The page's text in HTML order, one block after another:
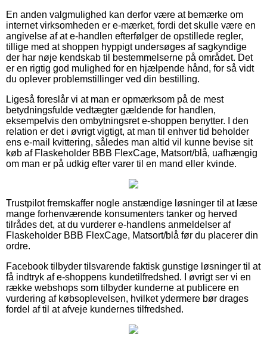
En anden valgmulighed kan derfor være at bemærke om
internet virksomheden er e-mærket, fordi det skulle være en
angivelse af at e-handlen efterfølger de opstillede regler,
tillige med at shoppen hyppigt undersøges af sagkyndige
der har nøje kendskab til bestemmelserne på området. Det
er en rigtig god mulighed for en hjælpende hånd, for så vidt
du oplever problemstillinger ved din bestilling.
Ligeså foreslår vi at man er opmærksom på de mest
betydningsfulde vedtægter gældende for handlen,
eksempelvis den ombytningsret e-shoppen benytter. I den
relation er det i øvrigt vigtigt, at man til enhver tid beholder
ens e-mail kvittering, således man altid vil kunne bevise sit
køb af Flaskeholder BBB FlexCage, Matsort/blå, uafhængig
om man er på udkig efter varer til en mand eller kvinde.
Trustpilot fremskaffer nogle anstændige løsninger til at læse
mange forhenværende konsumenters tanker og herved
tilrådes det, at du vurderer e-handlens anmeldelser af
Flaskeholder BBB FlexCage, Matsort/blå før du placerer din
ordre.
Facebook tilbyder tilsvarende faktisk gunstige løsninger til at
få indtryk af e-shoppens kundetilfredshed. I øvrigt ser vi en
række webshops som tilbyder kunderne at publicere en
vurdering af købsoplevelsen, hvilket ydermere bør drages
fordel af til at afveje kundernes tilfredshed.